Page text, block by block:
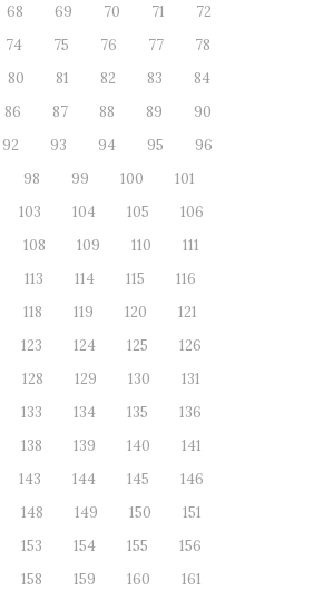
68 69 70 71
72
74 75 76 77
78
80 81 82 83
84
86 87 88 89
90
92 93 94 95
96
98 99 100
101
103 104 105
106
108 109 110
111
113 114 115
116
118 119 120
121
123 124 125
126
128 129 130
131
133 134 135
136
138 139 140
141
143 144 145
146
148 149 150
151
153 154 155
156
158 159 160
161